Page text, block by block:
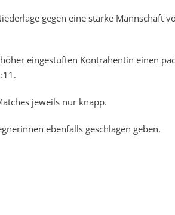
gegen eine starke Mannschaft
eingestuften Kontrahentin einen
jeweils nur knapp.
ebenfalls geschlagen geben.